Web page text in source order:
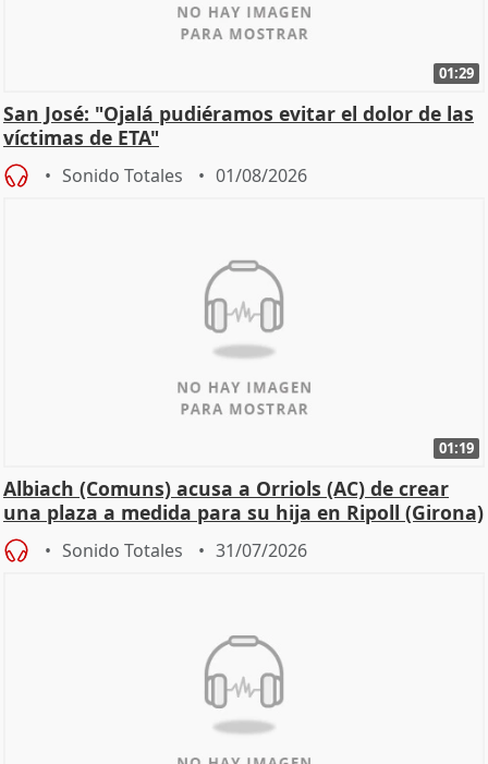
01:29
San José: "Ojalá pudiéramos evitar el dolor de las
víctimas de ETA"
Sonido Totales 01/08/2026
01:19
Albiach (Comuns) acusa a Orriols (AC) de crear
una plaza a medida para su hija en Ripoll (Girona)
Sonido Totales 31/07/2026